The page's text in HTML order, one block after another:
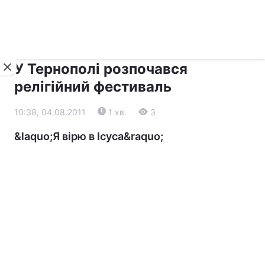
У Тернополі розпочався
релігійний фестиваль
10:38, 04.08.2011 1 хв. 3
&laquo;Я вірю в Ісуса&raquo;